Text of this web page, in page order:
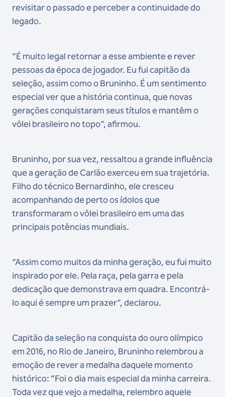
revisitar o passado e perceber a continuidade do
legado.
“É muito legal retornar a esse ambiente e rever
pessoas da época de jogador. Eu fui capitão da
seleção, assim como o Bruninho. É um sentimento
especial ver que a história continua, que novas
gerações conquistaram seus títulos e mantêm o
vôlei brasileiro no topo”, afirmou.
Bruninho, por sua vez, ressaltou a grande influência
que a geração de Carlão exerceu em sua trajetória.
Filho do técnico Bernardinho, ele cresceu
acompanhando de perto os ídolos que
transformaram o vôlei brasileiro em uma das
principais potências mundiais.
“Assim como muitos da minha geração, eu fui muito
inspirado por ele. Pela raça, pela garra e pela
dedicação que demonstrava em quadra. Encontrá-
lo aqui é sempre um prazer”, declarou.
Capitão da seleção na conquista do ouro olímpico
em 2016, no Rio de Janeiro, Bruninho relembrou a
emoção de rever a medalha daquele momento
histórico: “Foi o dia mais especial da minha carreira.
Toda vez que vejo a medalha, relembro aquele